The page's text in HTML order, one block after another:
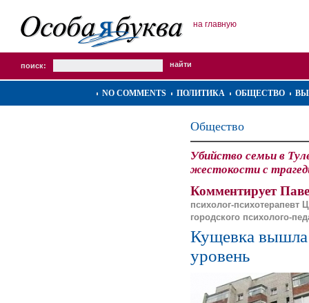
на главную
поиск:
NO COMMENTS ПОЛИТИКА ОБЩЕСТВО
Общество
Убийство семьи в
жестокости с
Комментирует
психолог-психотерапевт
городского психолого-
Кущевка
уровень